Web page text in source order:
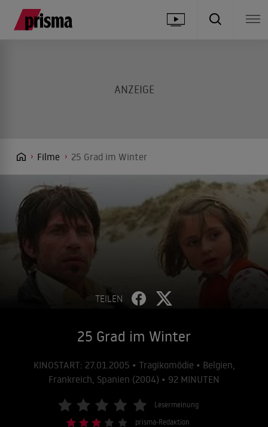
Filme 25 Grad im Winter
TEILEN
25 Grad im Winter
KINOSTART: 27.01.2005 • Tragikomödie • Belgien,
Frankreich, Spanien (2004) • 92 MINUTEN
Lesermeinung
prisma-Redaktion